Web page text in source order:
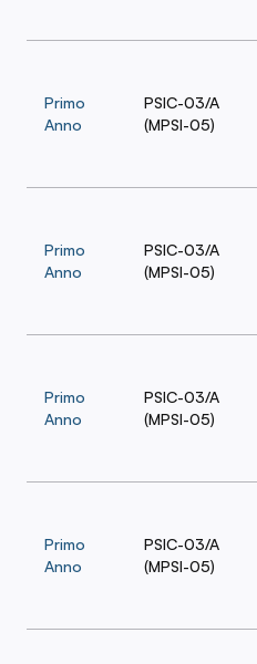
Primo
Anno
PSIC-03/A
(MPSI-05)
Primo
Anno
PSIC-03/A
(MPSI-05)
Primo
Anno
PSIC-03/A
(MPSI-05)
Primo
Anno
PSIC-03/A
(MPSI-05)